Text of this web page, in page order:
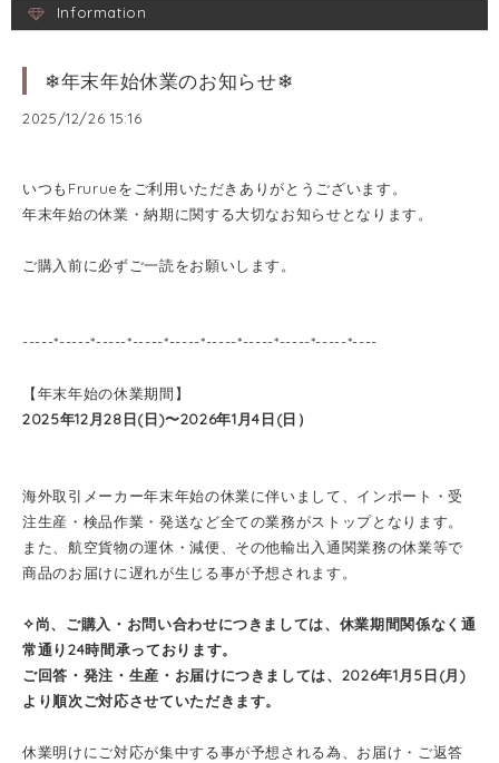
Information
❄年末年始休業のお知らせ❄
2025/12/26 15:16
いつもFrurueをご利用いただきありがとうございます。
年末年始の休業・納期に関する大切なお知らせとなります。
ご購入前に必ずご一読をお願いします。
-----*-----*-----*-----*-----*-----*-----*-----*-----*----
【年末年始の休業期間】
2025年12月28日(日)〜2026年1月4日(日）
海外取引メーカー年末年始の休業に伴いまして、インポート・受
注生産・検品作業・発送など全ての業務がストップとなります。
また、航空貨物の運休・減便、その他輸出入通関業務の休業等で
商品のお届けに遅れが生じる事が予想されます。
✧尚、 ご購入・お問い合わせにつきましては、休業期間関係なく通
常通り24時間承っております。
ご回答・発注・ 生産・お届けにつきましては、 2026年1月5日(月)
より順次ご対応させていただきます。
休業明けにご対応が集中する事が予想される為、お届け・ご返答